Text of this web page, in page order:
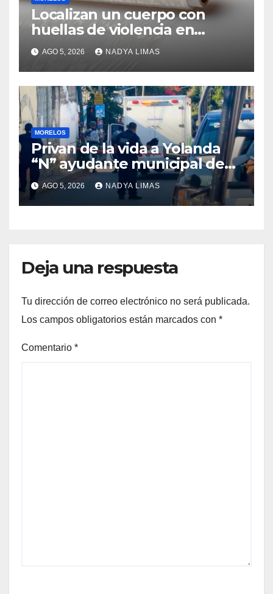
Localizan un cuerpo con
huellas de violencia en
Yautepec; es un hombre y se
desconoce su identidad
AGO 5, 2026 NADYA LIMAS
MORELOS
Privan de la vida a Yolanda
“N” ayudante municipal de
Tepetzingo Emiliano Zapata
en Morelos
AGO 5, 2026 NADYA LIMAS
Deja una respuesta
Tu dirección de correo electrónico no será publicada.
Los campos obligatorios están marcados con *
Comentario *